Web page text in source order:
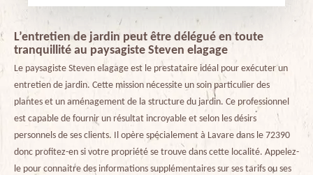
L’entretien de jardin peut être délégué en toute
tranquillité au paysagiste Steven elagage
Le paysagiste Steven elagage est le prestataire idéal pour exécuter un
entretien de jardin. Cette mission nécessite un soin particulier des
plantes et un aménagement de la structure du jardin. Ce professionnel
est capable de fournir un résultat incroyable et selon les désirs
personnels de ses clients. Il opère spécialement à Lavare dans le 72390
donc profitez-en si votre propriété se trouve dans cette localité. Appelez-
le pour connaitre des informations supplémentaires sur ses tarifs ou ses